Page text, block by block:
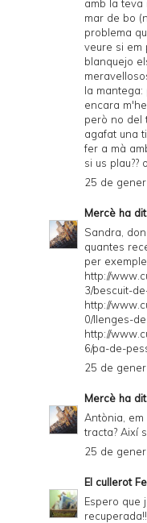
amb la teva
mar de bo
problema
veure si em
blanquejo
la mantega:
encara
però no del
agafat una
fer a mà
si us plau??
25 de
Mercè ha
Sandra,
quantes
per
http://
3/bescuit-
http://
0/llenges-
http://
6/pa-de-
25 de
Mercè ha
Antònia,
tracta? Així
25 de
El cullerot
Espero que